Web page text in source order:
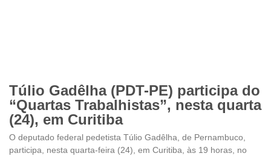
Túlio Gadêlha (PDT-PE) participa do
“Quartas Trabalhistas”, nesta quarta
(24), em Curitiba
O deputado federal pedetista Túlio Gadêlha, de Pernambuco,
participa, nesta quarta-feira (24), em Curitiba, às 19 horas, no